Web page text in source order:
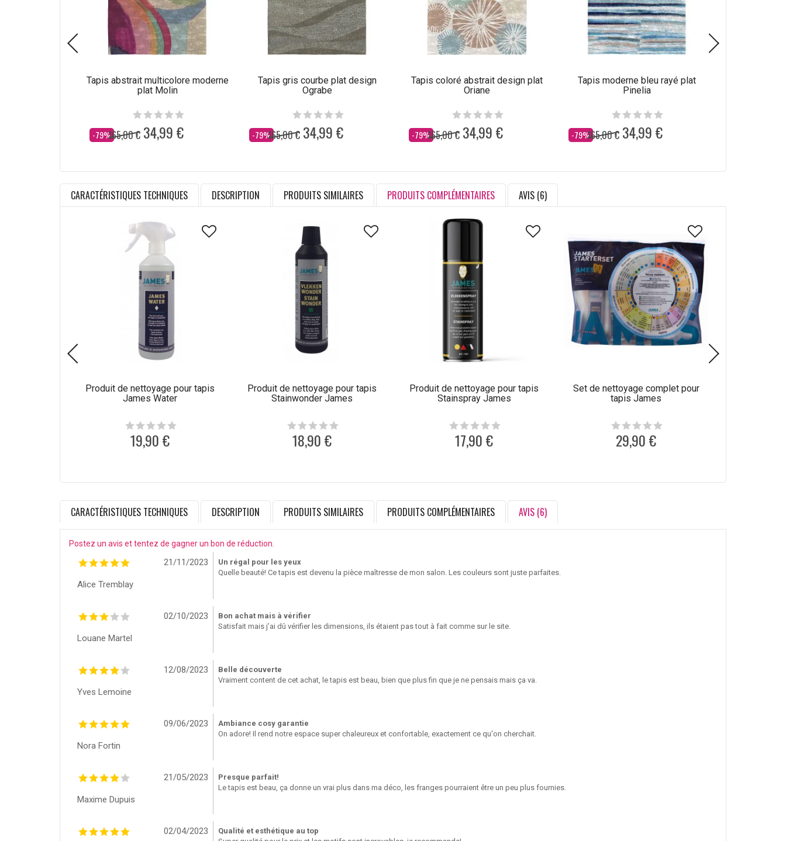
Tapis abstrait multicolore moderne
plat Molin
-79%
Dès 165,00 € 34,99 €
Tapis gris courbe plat design
Ograbe
-79%
Dès 165,00 € 34,99 €
Tapis coloré abstrait design plat
Oriane
-79%
Dès 165,00 € 34,99 €
Tapis moderne bleu rayé plat
Pinelia
-79%
Dès 165,00 € 34,99 €
CARACTÉRISTIQUES TECHNIQUES DESCRIPTION PRODUITS SIMILAIRES PRODUITS COMPLÉMENTAIRES AVIS (6)
Produit de nettoyage pour tapis
James Water
19,90 €
Produit de nettoyage pour tapis
Stainwonder James
18,90 €
Produit de nettoyage pour tapis
Stainspray James
17,90 €
Set de nettoyage complet pour
tapis James
29,90 €
CARACTÉRISTIQUES TECHNIQUES DESCRIPTION PRODUITS SIMILAIRES PRODUITS COMPLÉMENTAIRES AVIS (6)
Postez un avis et tentez de gagner un bon de réduction.
21/11/2023
Alice Tremblay
Un régal pour les yeux
Quelle beauté! Ce tapis est devenu la pièce maîtresse de mon salon. Les couleurs sont juste parfaites.
02/10/2023
Louane Martel
Bon achat mais à vérifier
Satisfait mais j’ai dû vérifier les dimensions, ils étaient pas tout à fait comme sur le site.
12/08/2023
Yves Lemoine
Belle découverte
Vraiment content de cet achat, le tapis est beau, bien que plus fin que je ne pensais mais ça va.
09/06/2023
Nora Fortin
Ambiance cosy garantie
On adore! Il rend notre espace super chaleureux et confortable, exactement ce qu'on cherchait.
21/05/2023
Maxime Dupuis
Presque parfait!
Le tapis est beau, ça donne un vrai plus dans ma déco, les franges pourraient être un peu plus fournies.
02/04/2023
Qualité et esthétique au top